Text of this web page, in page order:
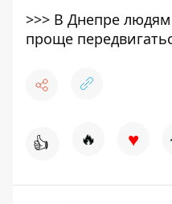
>>> В Днепре людям
проще
👍 🔥 ♥